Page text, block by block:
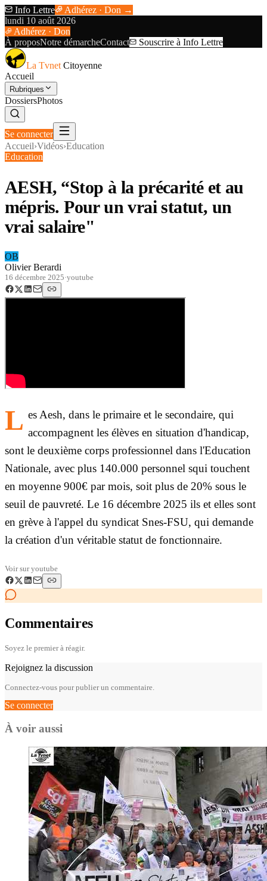
Info Lettre
Adhérez · Don →
lundi 10 août 2026
Adhérez · Don
À proposNotre démarcheContact Souscrire à Info Lettre
La Tvnet Citoyenne
Accueil
Rubriques
DossiersPhotos
Se connecter
Accueil›Vidéos›Education
Education
AESH, “Stop à la précarité et au
mépris. Pour un vrai statut, un
vrai salaire"
OB
Olivier Berardi
16 décembre 2025·youtube
L es Aesh, dans le primaire et le secondaire, qui
accompagnent les élèves en situation d'handicap,
sont le deuxième corps professionnel dans l'Education
Nationale, avec plus 140.000 personnel squi touchent
en moyenne 900€ par mois, soit plus de 20% sous le
seuil de pauvreté. Le 16 décembre 2025 ils et elles sont
en grève à l'appel du syndicat Snes-FSU, qui demande
la création d'un véritable statut de fonctionnaire.
Voir suryoutube
Commentaires
Soyez le premier à réagir.
Rejoignez la discussion
Connectez-vous pour publier un commentaire.
Se connecter
À voir aussi